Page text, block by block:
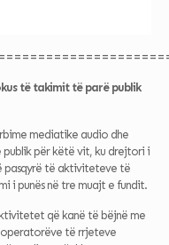
të takimit të parë publik
mediatike audio dhe
për këtë vit, ku drejtori i
pasqyrë të aktiviteteve të
i punës në tre muajt e fundit.
që kanë të bëjnë me
operatorëve të rrjeteve